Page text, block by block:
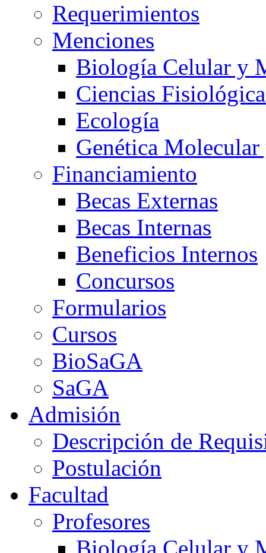
Requerimientos
Menciones
Biología Celular y
Ciencias
Ecología
Genética
Financiamiento
Becas Externas
Becas Internas
Beneficios Internos
Concursos
Formularios
Cursos
BioSaGA
SaGA
Admisión
Descripción de
Postulación
Facultad
Profesores